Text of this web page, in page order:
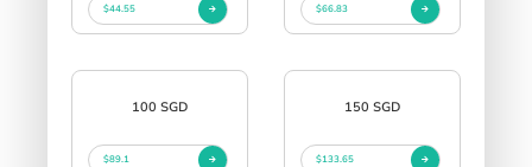
$44.55 $66.83
100 SGD
$89.1
150 SGD
$133.65